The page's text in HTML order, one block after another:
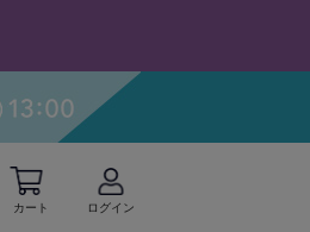
カート ログイン